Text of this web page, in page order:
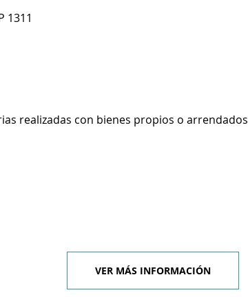
1311
realizadas con bienes propios o arrendados
VER MÁS INFORMACIÓN